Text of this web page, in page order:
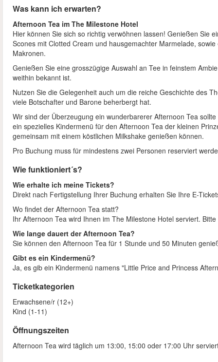
Was kann ich erwarten?
Afternoon Tea im The Milestone Hotel
Hier können Sie sich so richtig verwöhnen lassen! Genießen Sie
Scones mit Clotted Cream und hausgemachter Marmelade,
Makronen.
Genießen Sie eine grosszügige Auswahl an Tee in feinstem
weithin bekannt ist.
Nutzen Sie die Gelegenheit auch um die reiche Geschichte des
viele Botschafter und Barone beherbergt hat.
Wir sind der Überzeugung ein wunderbarerer Afternoon Tea
ein spezielles Kindermenü für den Afternoon Tea der kleinen
gemeinsam mit einem köstlichen Milkshake genießen können.
Pro Buchung muss für mindestens zwei Personen reserviert
Wie funktioniert´s?
Wie erhalte ich meine Tickets?
Direkt nach Fertigstellung Ihrer Buchung erhalten Sie Ihre E-
Wo findet der Afternoon Tea statt?
Ihr Afternoon Tea wird Ihnen im The Milestone Hotel serviert.
Wie lange dauert der Afternoon Tea?
Sie können den Afternoon Tea für 1 Stunde und 50 Minuten
Gibt es ein Kindermenü?
Ja, es gib ein Kindermenü namens "Little Price and Princess
Ticketkategorien
Erwachsene/r (12+)
Kind (1-11)
Öffnungszeiten
Afternoon Tea wird täglich um 13:00, 15:00 oder 17:00 Uhr